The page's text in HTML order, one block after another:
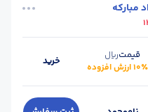
مبارکه
قیمتریال
خرید